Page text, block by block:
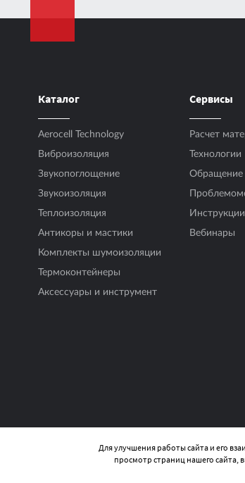
Время кондиционирования
Температура
Каталог
Aerocell Technology
Виброизоляция
Звукопоглощение
Звукоизоляция
Теплоизоляция
Антикоры и мастики
Комплекты шумоизоляции
Термоконтейнеры
Аксесcуары и инструмент
Сервисы
Расчет
Технологии
Обращение
Инструкции
Вебинары
Для улучшения работы сайта и его
просмотр страниц нашего сайта,